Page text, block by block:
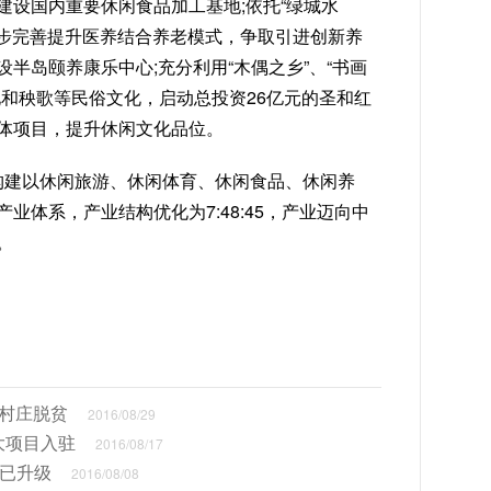
完善提升医养结合养老模式，争取引进创新养
岛颐养康乐中心;充分利用“木偶之乡”、“书画
秧歌等民俗文化，启动总投资26亿元的圣和红
目，提升休闲文化品位。
以休闲旅游、休闲体育、休闲食品、休闲养
业体系，产业结构优化为7:48:45，产业迈向中
庄脱贫 2016/08/29
目入驻 2016/08/17
升级 2016/08/08